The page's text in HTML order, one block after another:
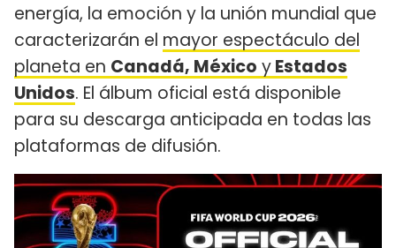
energía, la emoción y la unión mundial que
caracterizarán el mayor espectáculo del
planeta en Canadá, México yEstados
Unidos. El álbum oficial está disponible
para su descarga anticipada en todas las
plataformas de difusión.